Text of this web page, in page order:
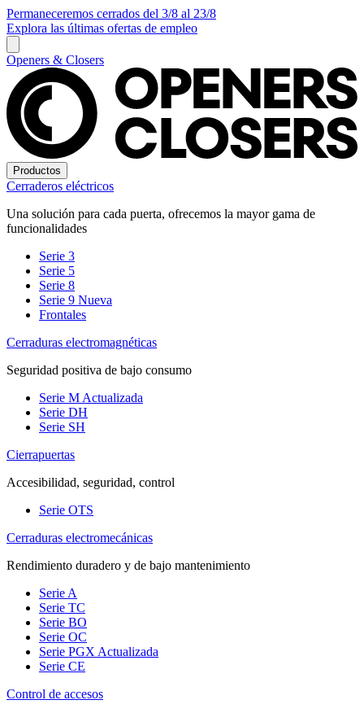
Permaneceremos cerrados del 3/8 al 23/8
Explora las últimas ofertas de empleo
Openers & Closers
Productos
Cerraderos eléctricos
Una solución para cada puerta, ofrecemos la mayor gama de
funcionalidades
Serie 3
Serie 5
Serie 8
Serie 9 Nueva
Frontales
Cerraduras electromagnéticas
Seguridad positiva de bajo consumo
Serie M Actualizada
Serie DH
Serie SH
Cierrapuertas
Accesibilidad, seguridad, control
Serie OTS
Cerraduras electromecánicas
Rendimiento duradero y de bajo mantenimiento
Serie A
Serie TC
Serie BO
Serie OC
Serie PGX Actualizada
Serie CE
Control de accesos